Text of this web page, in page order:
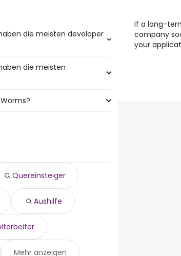
die meisten developer
developer web Jobs:
die meisten
meisten Jobangeboten:
Quereinsteiger
Aushilfe
Mehr anzeigen
If a long-
company
your